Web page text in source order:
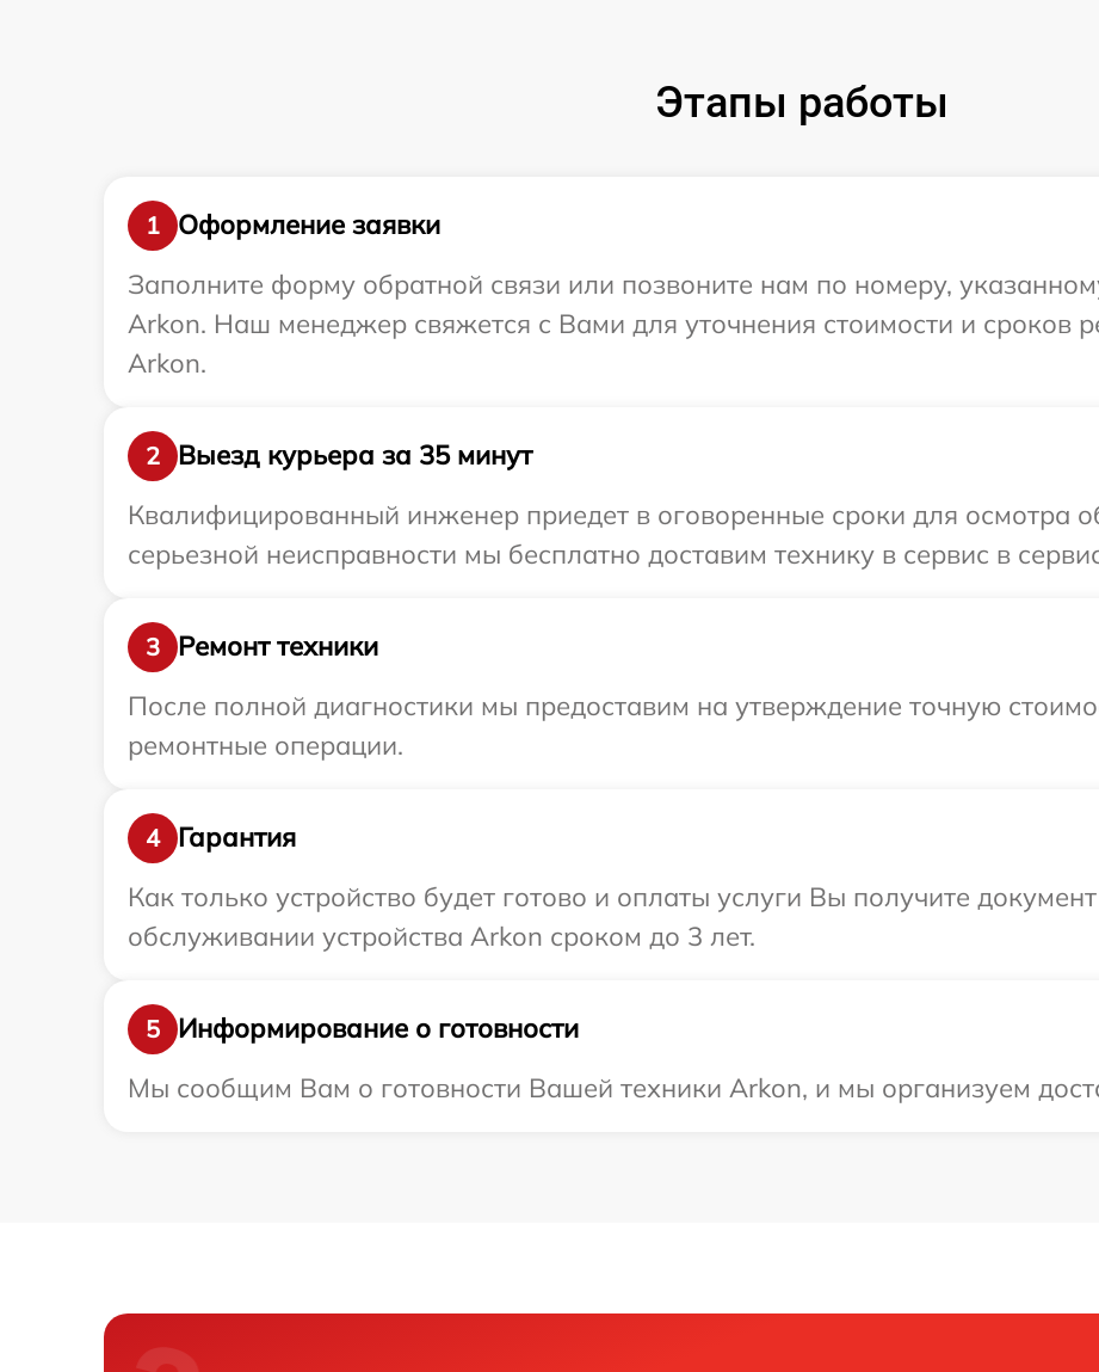
Этапы работы
1
Оформление заявки
Заполните форму обратной связи или позвоните нам по номеру,
Arkon. Наш менеджер свяжется с Вами для уточнения стоимости и сроков
Arkon.
2
Выезд курьера за 35 минут
Квалифицированный инженер приедет в оговоренные сроки для осмотра
серьезной неисправности мы бесплатно доставим технику в сервис в
3
Ремонт техники
После полной диагностики мы предоставим на утверждение точную
ремонтные операции.
4
Гарантия
Как только устройство будет готово и оплаты услуги Вы получите
обслуживании устройства Arkon сроком до 3 лет.
5
Информирование о готовности
Мы сообщим Вам о готовности Вашей техники Arkon, и мы организуем